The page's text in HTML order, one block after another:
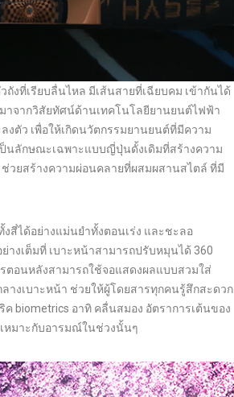
ที่เรียบลื่นไหล มีเส้นสายที่เฉียบคม เข้ากันได้
จากวิสัยทัศน์ด้านเทคโนโลยียานยนต์ไฟฟ้า
ตัว เพื่อให้เกิดนวัตกรรมยานยนต์ที่มีความ
นลักษณะเฉพาะแบบญี่ปุ่นดั้งเดิมที่สร้างความ
วยสร้างความผ่อนคลายที่ผสมผสานสไตล์ ที่มี
ได้อย่างแม่นยำทั้งตอนเร่ง และชะลอ
งเต็มที่ เบาะหน้าสามารถปรับหมุนได้ 360
ตอนหลังสามารถใช้จอแสดงผลแบบสวมใส่
างเบาะหน้า ช่วยให้ผู้โดยสารทุกคนรู้สึกสะดวก
biometrics อาทิ คลื่นสมอง อัตราการเต้นของ
เหมาะกับอารมณ์ในช่วงนั้นๆ